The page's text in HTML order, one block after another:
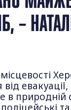
–
в природній